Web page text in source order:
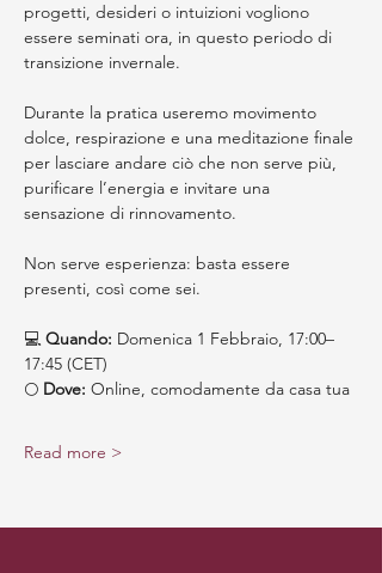
progetti, desideri o intuizioni vogliono
essere seminati ora, in questo periodo di
transizione invernale.
Durante la pratica useremo movimento
dolce, respirazione e una meditazione finale
per lasciare andare ciò che non serve più,
purificare l’energia e invitare una
sensazione di rinnovamento.
Non serve esperienza: basta essere
presenti, così come sei.
💻 Quando: Domenica 1 Febbraio, 17:00–
17:45 (CET)
🌕 Dove: Online, comodamente da casa tua
Read more >